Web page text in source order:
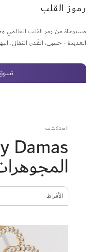
رموز القلب
العديدة - حبيبي، القَدر، التفاني،
استكشف